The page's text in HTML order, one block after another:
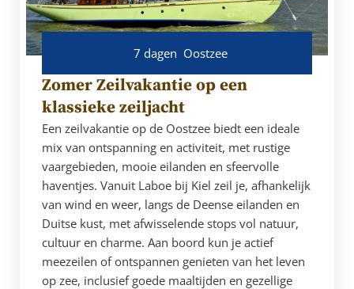
7 dagen Oostzee
Zomer Zeilvakantie op een
klassieke zeiljacht
Een zeilvakantie op de Oostzee biedt een ideale
mix van ontspanning en activiteit, met rustige
vaargebieden, mooie eilanden en sfeervolle
haventjes. Vanuit Laboe bij Kiel zeil je, afhankelijk
van wind en weer, langs de Deense eilanden en
Duitse kust, met afwisselende stops vol natuur,
cultuur en charme. Aan boord kun je actief
meezeilen of ontspannen genieten van het leven
op zee, inclusief goede maaltijden en gezellige